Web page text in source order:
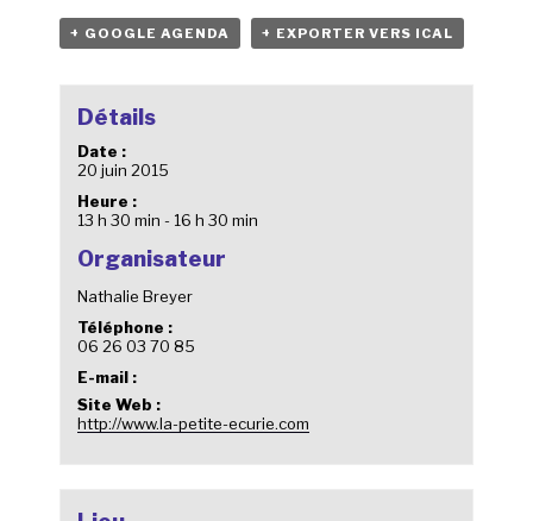
+ GOOGLE AGENDA + EXPORTER VERS ICAL
Détails
Date :
20 juin 2015
Heure :
13 h 30 min - 16 h 30 min
Organisateur
Nathalie Breyer
Téléphone :
06 26 03 70 85
E-mail :
Site Web :
http://www.la-petite-ecurie.com